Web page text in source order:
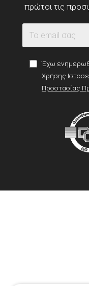
πρώτοι τις
Έχω
Χρήσης
Προστασίας